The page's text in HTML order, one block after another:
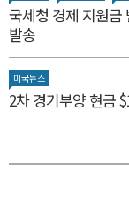
국세청 경제 지원금
발송
미국뉴스
2차 경기부양 현금